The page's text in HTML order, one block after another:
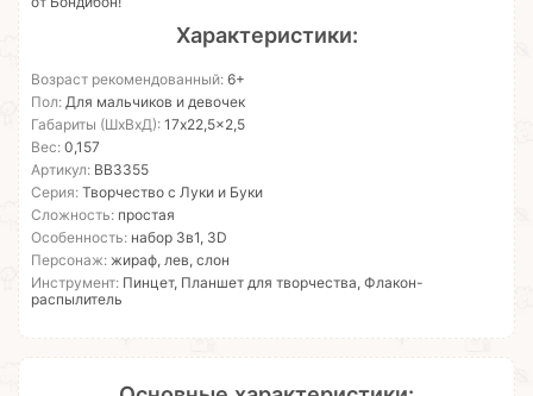
Характеристики:
Возраст рекомендованный: 6+
Пол: Для мальчиков и девочек
Габариты (ШхВхД): 17x22,5x2,5
Вес: 0,157
Артикул: ВВ3355
Серия: Творчество с Луки и Буки
Сложность: простая
Особенность: набор 3в1, 3D
Персонаж: жираф, лев, слон
Инструмент: Пинцет, Планшет для творчества, Флакон-
распылитель